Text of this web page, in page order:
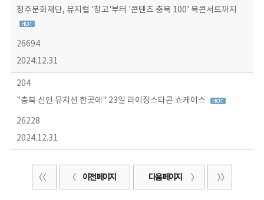
청주문화재단, 뮤지컬 '창고'부터 '콘텐츠 충북 100' 북콘서트까지
26694
2024.12.31
204
"충북 신인 뮤지션 한곳에" 23일 라이징스타콘 쇼케이스
26228
2024.12.31
이전 페이지 다음 페이지